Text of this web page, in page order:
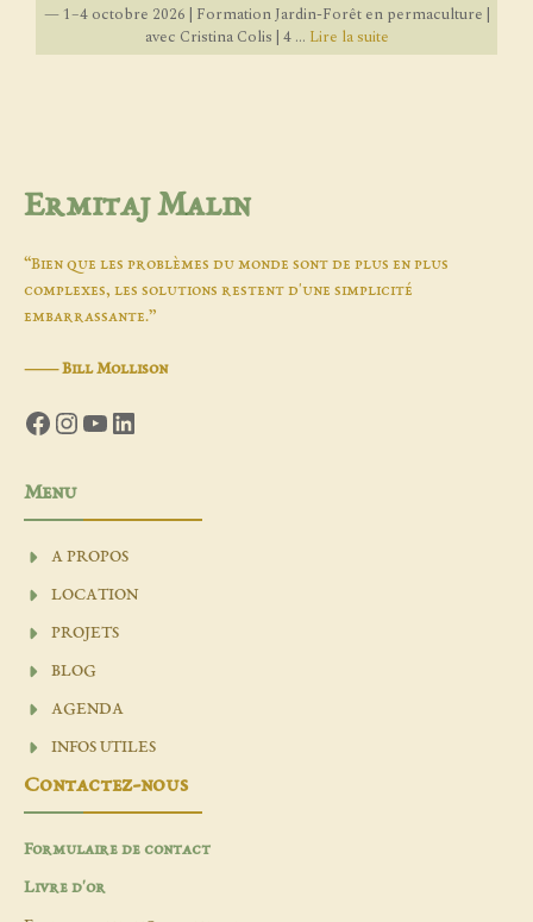
— 1–4 octobre 2026 | Formation Jardin-Forêt en permaculture |
avec Cristina Colis | 4 ... Lire la suite
Ermitaj Malin
“Bien que les problèmes du monde sont de plus en plus
complexes, les solutions restent d'une simplicité
embarrassante.”
―Bill Mollison
Facebook
Instagram
YouTube
LinkedIn
Menu
A PROPOS
LOCATION
PROJETS
BLOG
AGENDA
INFOS UTILES
Contactez-nous
Formulaire de contact
Livre d'or